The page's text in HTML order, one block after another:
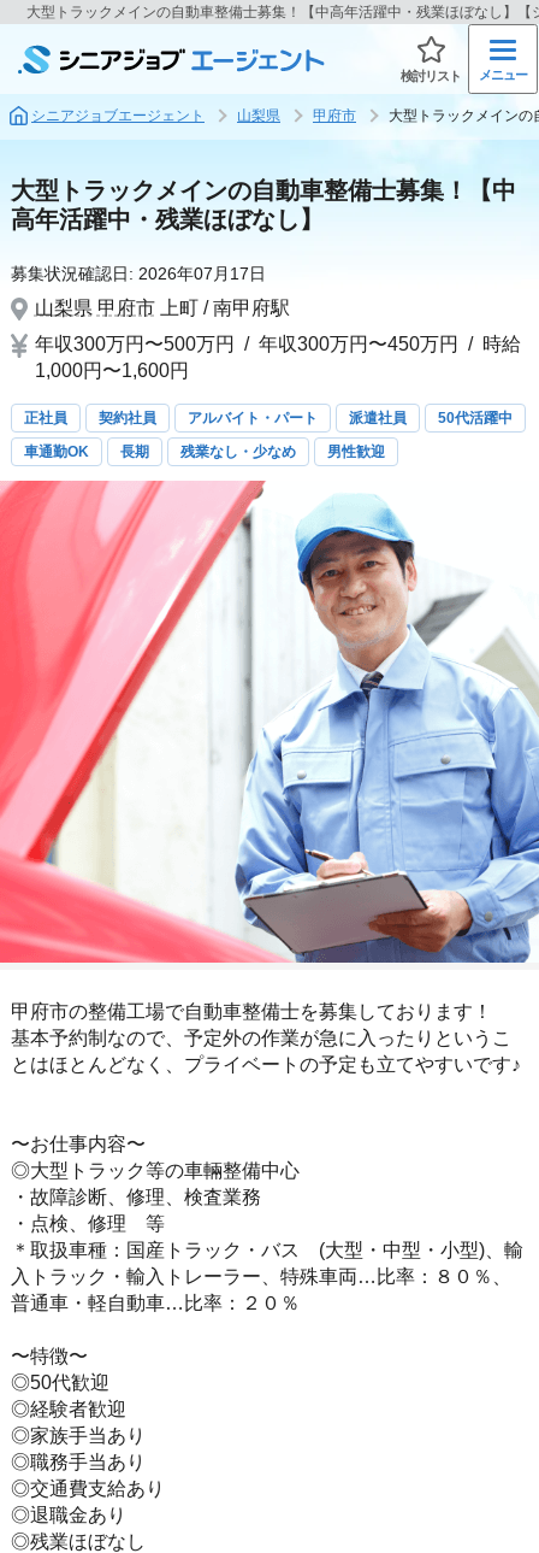
大型トラックメインの自動車整備士募集！【中高年活躍中・残業ほぼなし】
検討リスト メニュー
シニアジョブエージェント 山梨県 甲府市 大型トラックメインの
大型トラックメインの自動車整備士募集！【中
高年活躍中・残業ほぼなし】
募集状況確認日: 2026年07月17日
山梨県 甲府市
上町 / 南甲府駅
年収300万円〜500万円
/ 年収300万円〜450万円 / 時給
1,000円〜1,600円
正社員 契約社員 アルバイト・パート 派遣社員
50代活躍中
車通勤OK
長期 残業なし・少なめ 男性歓迎
甲府市の整備工場で自動車整備士を募集しております！
基本予約制なので、予定外の作業が急に入ったりというこ
とはほとんどなく、プライベートの予定も立てやすいです♪
〜お仕事内容〜
◎大型トラック等の車輛整備中心
・故障診断、修理、検査業務
・点検、修理 等
＊取扱車種：国産トラック・バス (大型・中型・小型)、輸
入トラック・輸入トレーラー、特殊車両…比率：８０％、
普通車・軽自動車…比率：２０％
〜特徴〜
◎50代歓迎
◎経験者歓迎
◎家族手当あり
◎職務手当あり
◎交通費支給あり
◎退職金あり
◎残業ほぼなし